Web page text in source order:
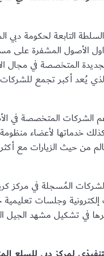
التابعة لحكومة دبي
الأصول المشفرة على
بقيمة 500 ألف درهم للشركات الجديدة
الذي يُعد أكبر تجمع
المتخصصة في
خدماتها لأعضاء
المُسجلة في مركز
إلكترونية وجلسات
في تشكيل مشهد
لمركز دبي للسلع